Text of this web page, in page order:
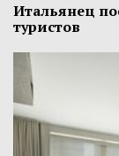
Итальянец
туристов